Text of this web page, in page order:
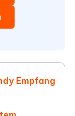
Empfang